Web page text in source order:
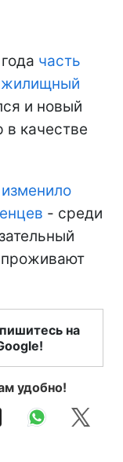
часть
жилищный
и новый
в качестве
изменило
- среди
проживают
на
удобно!